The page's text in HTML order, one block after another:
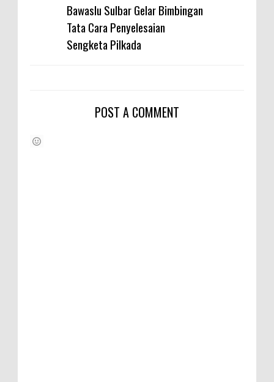
Bawaslu Sulbar Gelar Bimbingan
Tata Cara Penyelesaian
Sengketa Pilkada
POST A COMMENT